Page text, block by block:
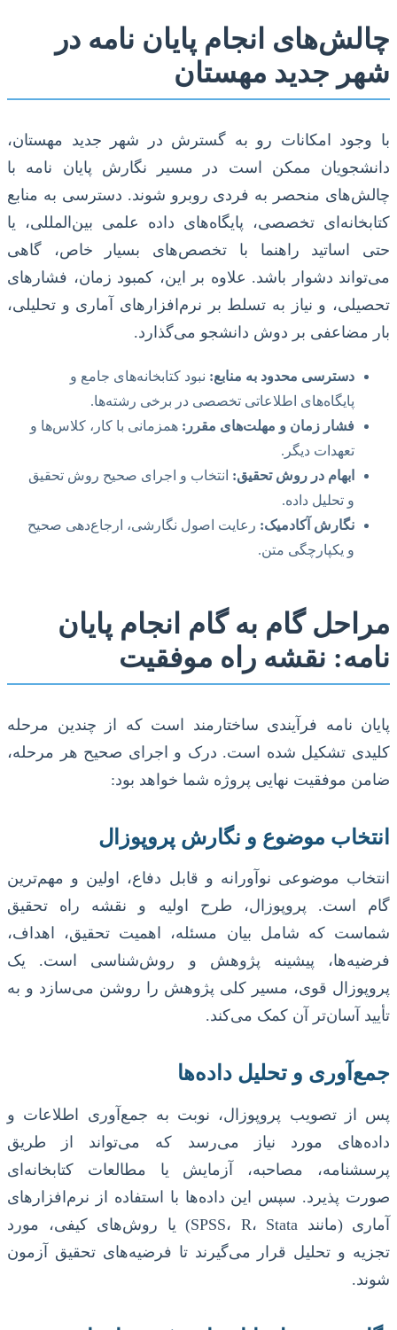
چالش‌های انجام پایان نامه در
شهر جدید مهستان
با وجود امکانات رو به گسترش در شهر جدید مهستان،
دانشجویان ممکن است در مسیر نگارش پایان نامه با
چالش‌های منحصر به فردی روبرو شوند. دسترسی به منابع
کتابخانه‌ای تخصصی، پایگاه‌های داده علمی بین‌المللی، یا
حتی اساتید راهنما با تخصص‌های بسیار خاص، گاهی
می‌تواند دشوار باشد. علاوه بر این، کمبود زمان، فشارهای
تحصیلی، و نیاز به تسلط بر نرم‌افزارهای آماری و تحلیلی،
بار مضاعفی بر دوش دانشجو می‌گذارد.
دسترسی محدود به منابع: نبود کتابخانه‌های جامع و
پایگاه‌های اطلاعاتی تخصصی در برخی رشته‌ها.
فشار زمان و مهلت‌های مقرر: همزمانی با کار، کلاس‌ها و
تعهدات دیگر.
ابهام در روش تحقیق: انتخاب و اجرای صحیح روش تحقیق
و تحلیل داده.
نگارش آکادمیک: رعایت اصول نگارشی، ارجاع‌دهی صحیح
و یکپارچگی متن.
مراحل گام به گام انجام پایان
نامه: نقشه راه موفقیت
پایان نامه فرآیندی ساختارمند است که از چندین مرحله
کلیدی تشکیل شده است. درک و اجرای صحیح هر مرحله،
ضامن موفقیت نهایی پروژه شما خواهد بود:
انتخاب موضوع و نگارش پروپوزال
انتخاب موضوعی نوآورانه و قابل دفاع، اولین و مهم‌ترین
گام است. پروپوزال، طرح اولیه و نقشه راه تحقیق
شماست که شامل بیان مسئله، اهمیت تحقیق، اهداف،
فرضیه‌ها، پیشینه پژوهش و روش‌شناسی است. یک
پروپوزال قوی، مسیر کلی پژوهش را روشن می‌سازد و به
تأیید آسان‌تر آن کمک می‌کند.
جمع‌آوری و تحلیل داده‌ها
پس از تصویب پروپوزال، نوبت به جمع‌آوری اطلاعات و
داده‌های مورد نیاز می‌رسد که می‌تواند از طریق
پرسشنامه، مصاحبه، آزمایش یا مطالعات کتابخانه‌ای
صورت پذیرد. سپس این داده‌ها با استفاده از نرم‌افزارهای
آماری (مانند SPSS، R، Stata) یا روش‌های کیفی، مورد
تجزیه و تحلیل قرار می‌گیرند تا فرضیه‌های تحقیق آزمون
شوند.